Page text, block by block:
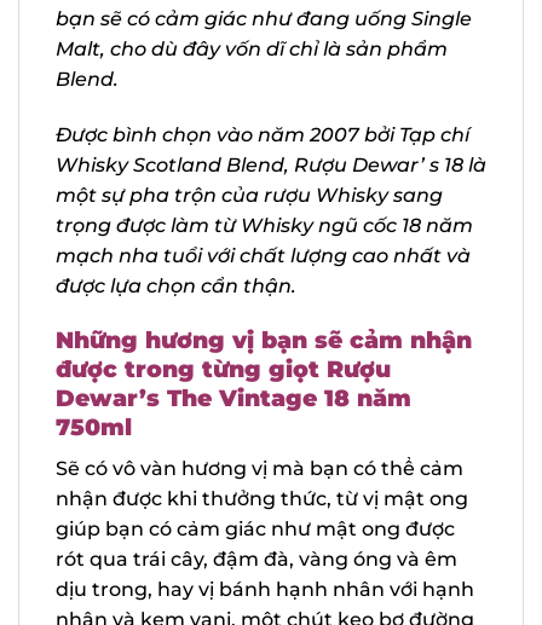
Blend của họ rất cao, nên khi uống rượu
Dewar’s bạn sẽ có cảm giác như đang
uống Single Malt, cho dù đây vốn dĩ chỉ là
Được bình chọn vào năm 2007 bởi Tạp
chí Whisky Scotland Blend, Rượu Dewar’
s 18 là một sự pha trộn của rượu Whisky
sang trọng được làm từ Whisky ngũ cốc
18 năm mạch nha tuổi với chất lượng cao
Những hương vị bạn sẽ cảm
nhận được trong từng giọt Rượu
Dewar’s The Vintage 18 năm
Sẽ có vô vàn hương vị mà bạn có thể cảm
nhận được khi thưởng thức, từ vị mật ong
giúp bạn có cảm giác như mật ong được
rót qua trái cây, đậm đà, vàng óng và êm
dịu trong, hay vị bánh hạnh nhân với